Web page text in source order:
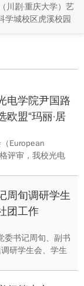
川剧·重庆大学）艺
学城校区虎溪校园
电学院尹国路
欧盟“玛丽·居
European
评审，我校光电
周旬调研学生
团工作
委书记周旬、副书
研学生会、学生